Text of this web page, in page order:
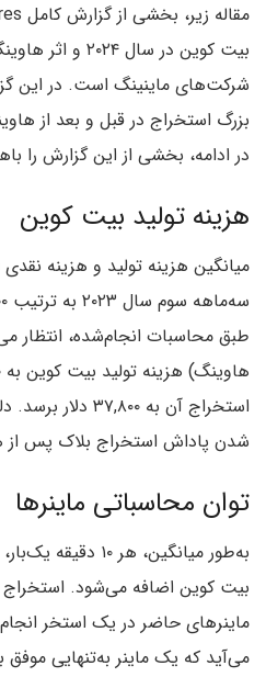
شرکت‌های ماینینگ است. در این
بزرگ استخراج در قبل و بعد از
در ادامه، بخشی از این گزارش را
هزینه تولید بیت کوین
میانگین هزینه تولید و هزینه
استخراج آن به
شدن پاداش استخراج بلاک پس
توان محاسباتی ماینرها
به‌طور میانگین، هر
بیت کوین اضافه می‌شود.
ماینرهای حاضر در یک استخر
می‌آید که یک ماینر به‌تنهایی